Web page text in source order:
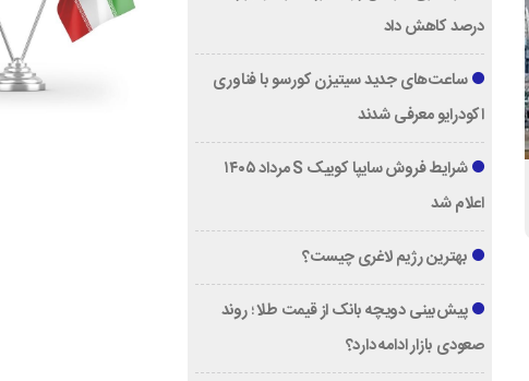
درصد کاهش داد
ساعت‌های جدید سیتیزن کورسو با فناوری
اکودرایو معرفی شدند
شرایط فروش سایپا کوییک S مرداد ۱۴۰۵
اعلام شد
بهترین رژیم لاغری چیست؟
پیش‌بینی دویچه‌ بانک از قیمت طلا ؛ روند
صعودی بازار ادامه دارد؟